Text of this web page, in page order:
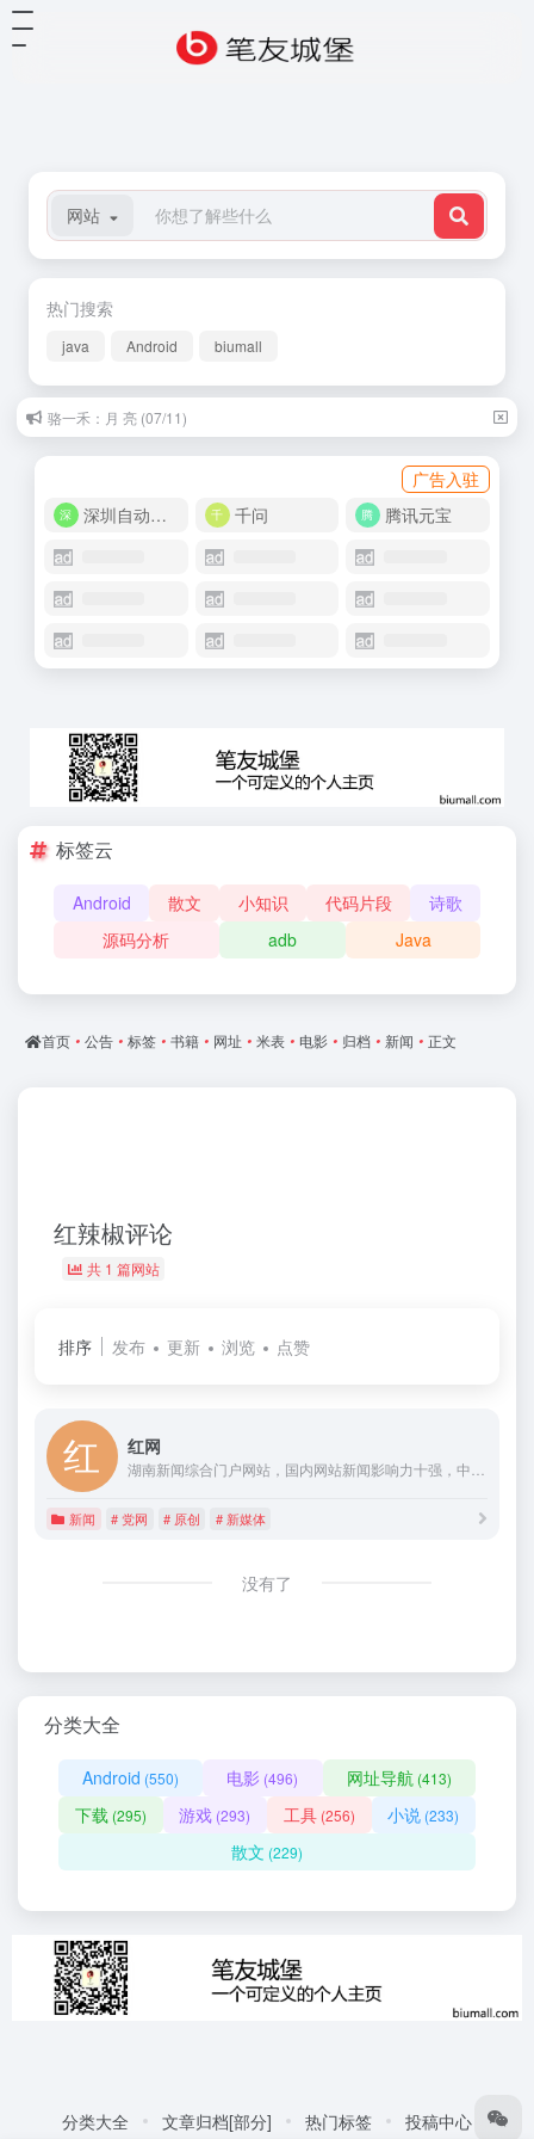
网站
热门搜索
java Android biumall
骆一禾：月 亮 (07/11)
广告入驻
深圳自动化商城
千问 腾讯元宝
标签云
Android 散文 小知识 代码片段
诗歌
源码分析
adb Java
首页 • 公告 • 标签 • 书籍 • 网址 • 米表 • 电影 • 归档 • 新闻 • 正文
红辣椒评论
共 1 篇网站
排序 发布 更新 浏览 点赞
红网
新闻 # 党网 # 原创 # 新媒体
没有了
分类大全
Android (550) 电影 (496) 网址导航 (413)
下载 (295) 游戏 (293) 工具(256) 小说 (233)
散文 (229)
分类大全 文章归档[部分] 热门标签 投稿中心